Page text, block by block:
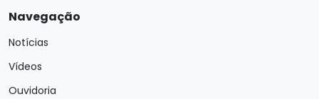
Navegação
Notícias
Vídeos
Ouvidoria